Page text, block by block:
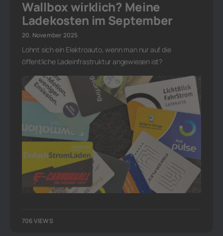
Wallbox wirklich? Meine
Ladekosten im September
20. November 2025
Lohnt sich ein Elektroauto, wenn man nur auf die
öffentliche Ladeinfrastruktur angewiesen ist?
706 VIEWS